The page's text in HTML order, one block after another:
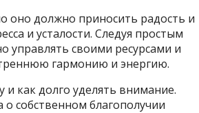
оно должно приносить радость и
и усталости. Следуя простым
управлять своими ресурсами и
гармонию и энергию.
как долго уделять внимание.
собственном благополучии